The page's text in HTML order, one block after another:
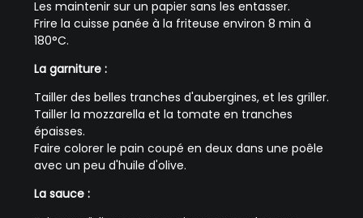
Les maintenir sur un papier sans les entasser.
Frire la cuisse panée à la friteuse environ 8 min à
180°C.
La garniture :
Tailler des belles tranches d'aubergines, et les griller.
Tailler la mozzarella et la tomate en tranches
épaisses.
Faire colorer le pain coupé en deux dans une poêle
avec un peu d'huile d'olive.
La sauce :